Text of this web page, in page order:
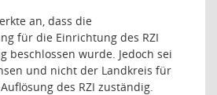
an, dass die
für die Einrichtung des RZI
beschlossen wurde. Jedoch sei
und nicht der Landkreis für
des RZI zuständig.